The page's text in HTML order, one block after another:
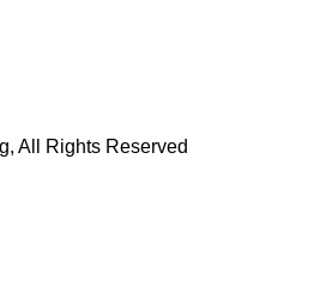
All Rights Reserved